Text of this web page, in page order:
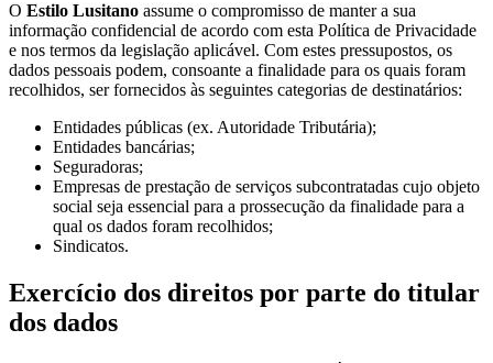
O Estilo Lusitano assume o compromisso de manter a sua
informação confidencial de acordo com esta Política de Privacidade
e nos termos da legislação aplicável. Com estes pressupostos, os
dados pessoais podem, consoante a finalidade para os quais foram
recolhidos, ser fornecidos às seguintes categorias de destinatários:
Entidades públicas (ex. Autoridade Tributária);
Entidades bancárias;
Seguradoras;
Empresas de prestação de serviços subcontratadas cujo objeto
social seja essencial para a prossecução da finalidade para a
qual os dados foram recolhidos;
Sindicatos.
Exercício dos direitos por parte do titular
dos dados